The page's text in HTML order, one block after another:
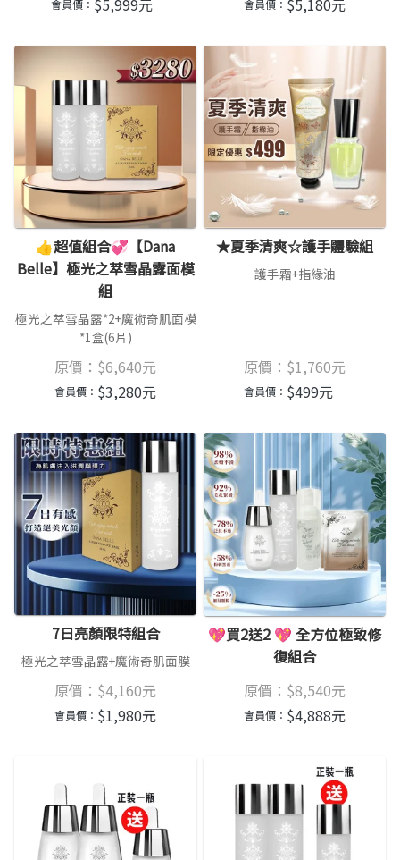
會員價： $5,999元 會員價： $5,180元
👍超值組合💞【Dana
Belle】極光之萃雪晶露面模
組
極光之萃雪晶露*2+魔術奇肌面模
*1盒(6片)
原價： $6,640元
會員價： $3,280元
★夏季清爽☆護手體驗組
護手霜+指緣油
原價： $1,760元
會員價： $499元
7日亮顏限特組合
極光之萃雪晶露+魔術奇肌面膜
原價： $4,160元
會員價： $1,980元
💖買2送2 💖 全方位極致修
復組合
原價： $8,540元
會員價： $4,888元